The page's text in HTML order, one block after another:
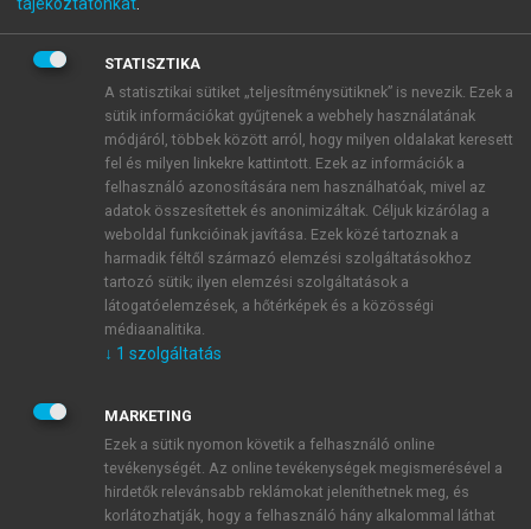
BELÉPÉS SAJÁT FIÓKKAL
ÚJ FIÓK LÉTREHOZÁSA
1 óra díjmentes hozzáférés
E-MAIL-CÍM
JELSZÓ
JELSZÓ ÚJRA
STATISZTIKA
A statisztikai sütiket „teljesítménysütiknek” is nevezik. Ezek a
sütik információkat gyűjtenek a webhely használatának
módjáról, többek között arról, hogy milyen oldalakat keresett
fel és milyen linkekre kattintott. Ezek az információk a
felhasználó azonosítására nem használhatóak, mivel az
adatok összesítettek és anonimizáltak. Céljuk kizárólag a
weboldal funkcióinak javítása. Ezek közé tartoznak a
harmadik féltől származó elemzési szolgáltatásokhoz
tartozó sütik; ilyen elemzési szolgáltatások a
látogatóelemzések, a hőtérképek és a közösségi
médiaanalitika.
↓ 1 szolgáltatás
MARKETING
Ezek a sütik nyomon követik a felhasználó online
tevékenységét. Az online tevékenységek megismerésével a
hirdetők relevánsabb reklámokat jeleníthetnek meg, és
korlátozhatják, hogy a felhasználó hány alkalommal láthat